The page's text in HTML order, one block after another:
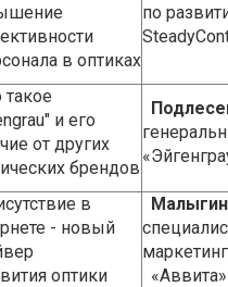
в оптиках
по
такое
и его
от других
брендов
в
- новый
оптики
«Аввита»